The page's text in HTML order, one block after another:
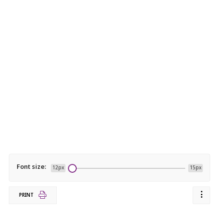
Font size: 12px 15px
PRINT